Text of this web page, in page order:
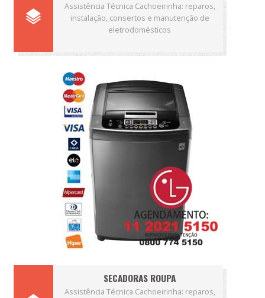
Assistência Técnica Cachoeirinha: reparos,
instalação, consertos e manutenção de
eletrodomésticos
SECADORAS ROUPA
Assistência Técnica Cachoeirinha: reparos,